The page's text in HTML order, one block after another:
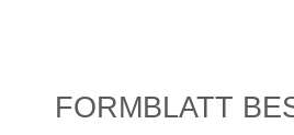
FORMBLATT